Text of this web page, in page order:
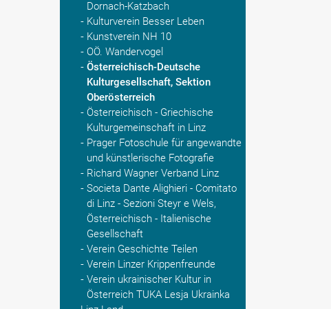
Dornach-Katzbach
Kulturverein Besser Leben
Kunstverein NH 10
OÖ. Wandervogel
Österreichisch-Deutsche
Kulturgesellschaft, Sektion
Oberösterreich
Österreichisch - Griechische
Kulturgemeinschaft in Linz
Prager Fotoschule für angewandte
und künstlerische Fotografie
Richard Wagner Verband Linz
Societa Dante Alighieri - Comitato
di Linz - Sezioni Steyr e Wels,
Österreichisch - Italienische
Gesellschaft
Verein Geschichte Teilen
Verein Linzer Krippenfreunde
Verein ukrainischer Kultur in
Österreich TUKA Lesja Ukrainka